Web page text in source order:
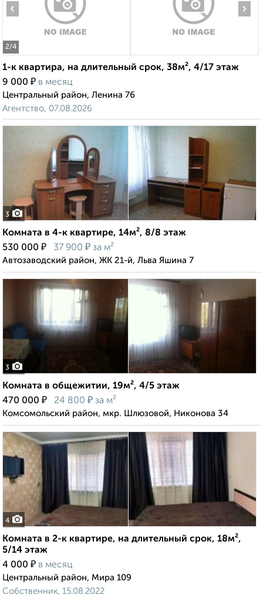
2/4
‹ ›
1-к квартира, на длительный срок, 38м², 4/17 этаж
9 000 ₽ в месяц
Центральный район, Ленина 76
Агентство, 07.08.2026
3
Комната в 4-к квартире, 14м², 8/8 этаж
530 000 ₽ 37 900 ₽ за м²
Автозаводский район, ЖК 21-й, Льва Яшина 7
3
Комната в общежитии, 19м², 4/5 этаж
470 000 ₽ 24 800 ₽ за м²
Комсомольский район, мкр. Шлюзовой, Никонова 34
4
Комната в 2-к квартире, на длительный срок, 18м²,
5/14 этаж
4 000 ₽ в месяц
Центральный район, Мира 109
Собственник, 15.08.2022